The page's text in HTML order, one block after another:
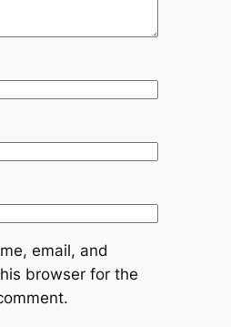
email, and
browser for the